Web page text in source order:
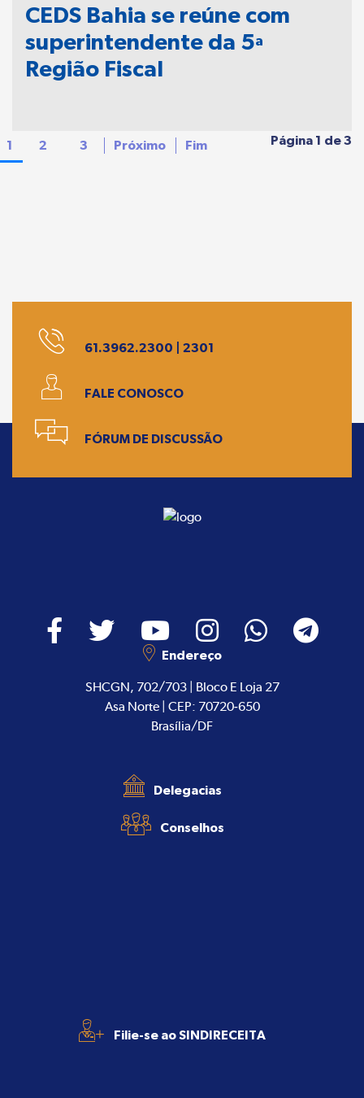
CEDS Bahia se reúne com
superintendente da 5ª
Região Fiscal
1 2 3 Próximo Fim Página 1 de 3
61.3962.2300 | 2301
FALE CONOSCO
FÓRUM DE DISCUSSÃO
Endereço
SHCGN, 702/703 | Bloco E Loja 27
Asa Norte | CEP: 70720-650
Brasília/DF
Delegacias
Conselhos
+ Filie-se ao SINDIRECEITA